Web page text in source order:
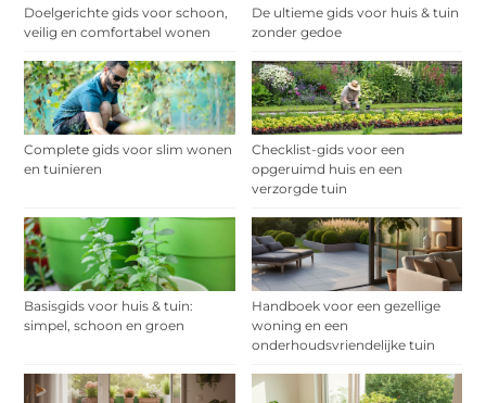
Doelgerichte gids voor schoon,
veilig en comfortabel wonen
De ultieme gids voor huis & tuin
zonder gedoe
Complete gids voor slim wonen
en tuinieren
Checklist-gids voor een
opgeruimd huis en een
verzorgde tuin
Basisgids voor huis & tuin:
simpel, schoon en groen
Handboek voor een gezellige
woning en een
onderhoudsvriendelijke tuin